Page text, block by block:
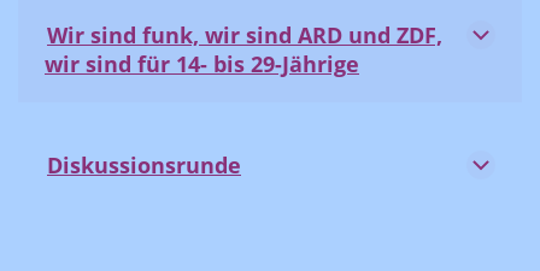
Wir sind funk, wir sind ARD und ZDF,
wir sind für 14- bis 29-Jährige
Diskussionsrunde